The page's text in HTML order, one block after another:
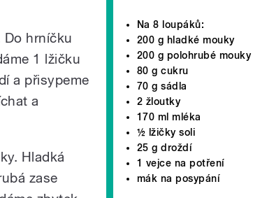
Na 8 loupáků:
200 g hladké mouky
200 g polohrubé mouky
80 g cukru
70 g sádla
2 žloutky
170 ml mléka
½ lžičky soli
25 g droždí
1 vejce na potření
mák na posypání
Do hrníčku
1 lžičku
a přisypeme
a
Hladká
zase